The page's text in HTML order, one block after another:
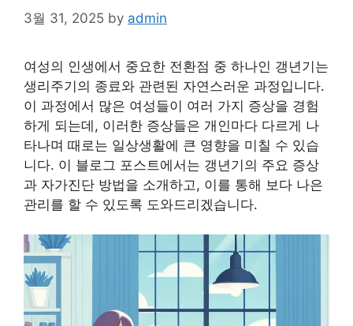
3월 31, 2025 by admin
여성의 인생에서 중요한 전환점 중 하나인 갱년기는
생리주기의 종료와 관련된 자연스러운 과정입니다.
이 과정에서 많은 여성들이 여러 가지 증상을 경험
하게 되는데, 이러한 증상들은 개인마다 다르게 나
타나며 때로는 일상생활에 큰 영향을 미칠 수 있습
니다. 이 블로그 포스트에서는 갱년기의 주요 증상
과 자가진단 방법을 소개하고, 이를 통해 보다 나은
관리를 할 수 있도록 도와드리겠습니다.